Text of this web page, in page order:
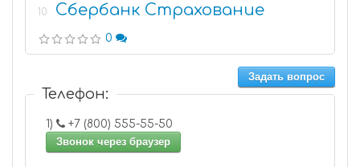
10 Сбербанк Страхование
0
Задать вопрос
Телефон:
1)
+7 (800) 555-55-50
Звонок через браузер